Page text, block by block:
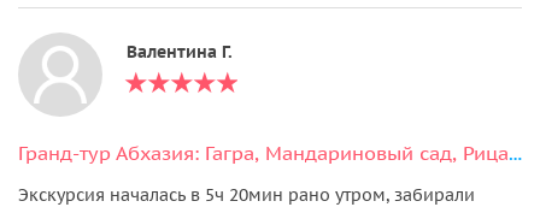
Валентина Г.
Гранд-тур Абхазия: Гагра, Мандариновый сад, Рица и Афон в мини-группе
Экскурсия началась в 5ч 20мин рано утром, забирали